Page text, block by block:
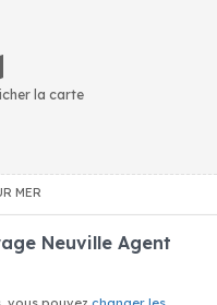
la carte
MER
Neuville Agent